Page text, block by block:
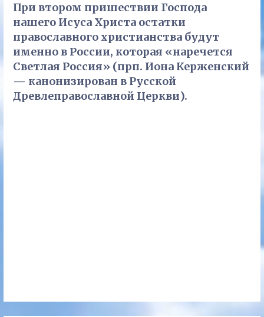
При втором пришествии Господа
нашего Исуса Христа остатки
православного христианства будут
именно в России, которая «наречется
Светлая Россия» (прп. Иона Керженский
— канонизирован в Русской
Древлеправославной Церкви).